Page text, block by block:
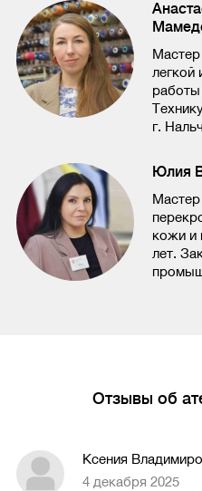
работы
г.
Юлия
Мастер
кожи и
лет.
Отзывы об
Ксения
4 декабря 2025